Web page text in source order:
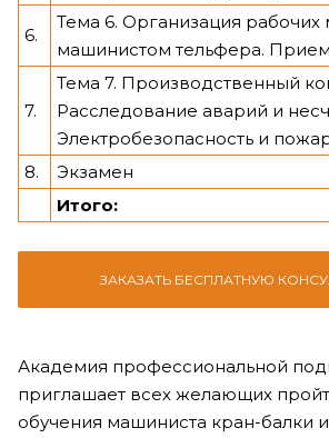
6.
Тема 6. Организация
машинистом тельфера.
7.
Тема 7. Производственный
Расследование аварий и
Электробезопасность и
8.
Экзамен
Итого:
ЗАКАЗАТЬ БЕСПЛАТНУЮ
Академия профессиональной
приглашает всех желающих
обучения машиниста кран-балки и